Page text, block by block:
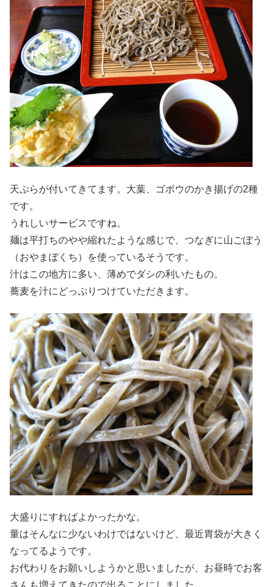
天ぷらが付いてきてます。大葉、ゴボウのかき揚げの2種
です。
うれしいサービスですね。
麺は平打ちのやや縮れたような感じで、つなぎに山ごぼう
（おやまぼくち）を使っているそうです。
汁はこの地方に多い、薄めでダシの利いたもの。
蕎麦を汁にどっぷりつけていただきます。
大盛りにすればよかったかな。
量はそんなに少ないわけではないけど、最近胃袋が大きく
なってるようです。
お代わりをお願いしようかと思いましたが、お昼時でお客